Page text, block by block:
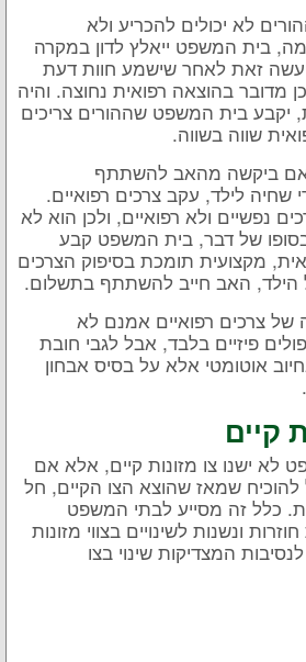
לא יכולים להכריע ולא
בית המשפט ייאלץ לדון במקרה
זאת לאחר שישמע חוות דעת
מדובר בהוצאה רפואית נחוצה. והיה
יקבע בית המשפט שההורים צריכים
שווה בשווה.
ביקשה מהאב להשתתף
שחיה לילד, עקב צרכים רפואיים.
נפשיים ולא רפואיים, ולכן הוא לא
של דבר, בית המשפט קבע
מקצועית תומכת בסיפוק הצרכים
הילד, האב חייב להשתתף בתשלום.
של צרכים רפואיים אמנם לא
פיזיים בלבד, אבל לגבי חובת
אוטומטי אלא על בסיס אבחון
קיים
לא ישנו צו מזונות קיים, אלא אם
להוכיח שמאז שהוצא הצו הקיים, חל
כלל זה מסייע לבתי המשפט
ונשנות לשינויים בצווי מזונות
המצדיקות שינוי בצו